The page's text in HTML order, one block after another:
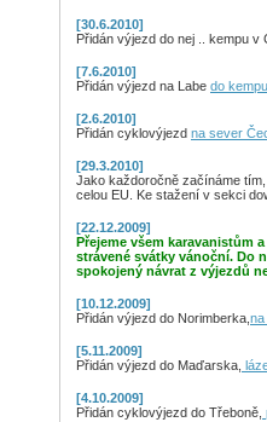
[30.6.2010]
Přidán výjezd do nej .. kempu
[7.6.2010]
Přidán výjezd na Labe do
[2.6.2010]
Přidán cyklovýjezd na sever
[29.3.2010]
Jako každoročně začínáme
celou EU. Ke stažení v sekci
[22.12.2009]
Přejeme všem karavanistům
strávené svátky vánoční. Do
spokojený návrat z výjezdů
[10.12.2009]
Přidán výjezd do Norimberka, na
[5.11.2009]
Přidán výjezd do Maďarska,
[4.10.2009]
Přidán cyklovýjezd do Třeboně,